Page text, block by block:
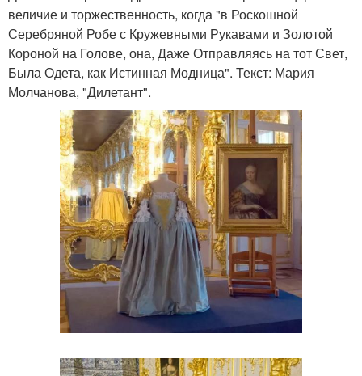
величие и торжественность, когда "в Роскошной
Серебряной Робе с Кружевными Рукавами и Золотой
Короной на Голове, она, Даже Отправляясь на тот Свет,
Была Одета, как Истинная Модница". Текст: Мария
Молчанова, "Дилетант".